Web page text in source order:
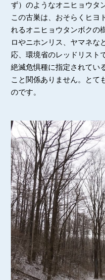
ず）のようなオニヒョウタ
この古巣は、おそらくヒヨ
れるオニヒョウタンボクの
ロやニホンリス、ヤマネな
応、環境省のレッドリスト
絶滅危惧種に指定されてい
こと関係ありません。とて
のです。